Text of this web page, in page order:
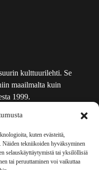
kuten evästeitä,
Näiden tekniikoiden hyväksyminen
selauskäyttäytymistä tai yksilöllisiä
tai peruuttaminen voi vaikuttaa
kulttuurilehti. Se
maailmalta kuin
1999.